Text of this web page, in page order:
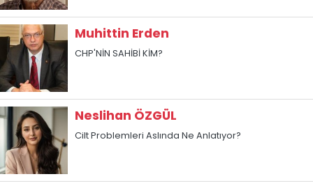
Muhittin Erden
CHP'NİN SAHİBİ KİM?
Neslihan ÖZGÜL
Cilt Problemleri Aslında Ne Anlatıyor?